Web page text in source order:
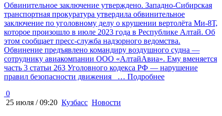
Обвинительное заключение утверждено. Западно-Сибирская
транспортная прокуратура утвердила обвинительное
заключение по уголовному делу о крушении вертолёта Ми-8Т,
которое произошло в июле 2023 года в Республике Алтай. Об
этом сообщает пресс-служба надзорного ведомства.
Обвинение предъявлено командиру воздушного судна —
сотруднику авиакомпании ООО «АлтайАвиа». Ему вменяется
часть 3 статьи 263 Уголовного кодекса РФ — нарушение
правил безопасности движения
… Подробнее
0
25 июля / 09:20 Кузбасс Новости